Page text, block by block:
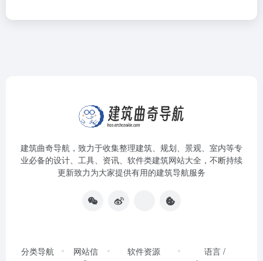
建筑曲奇导航 ，致力于收集整理建筑、规划、景观、室内等专
业必备的设计、工具、资讯、软件类建筑网站大全，不断持续
更新致力为大家提供有用的建筑导航服务
分类导航
网站信
软件资源
语言 /